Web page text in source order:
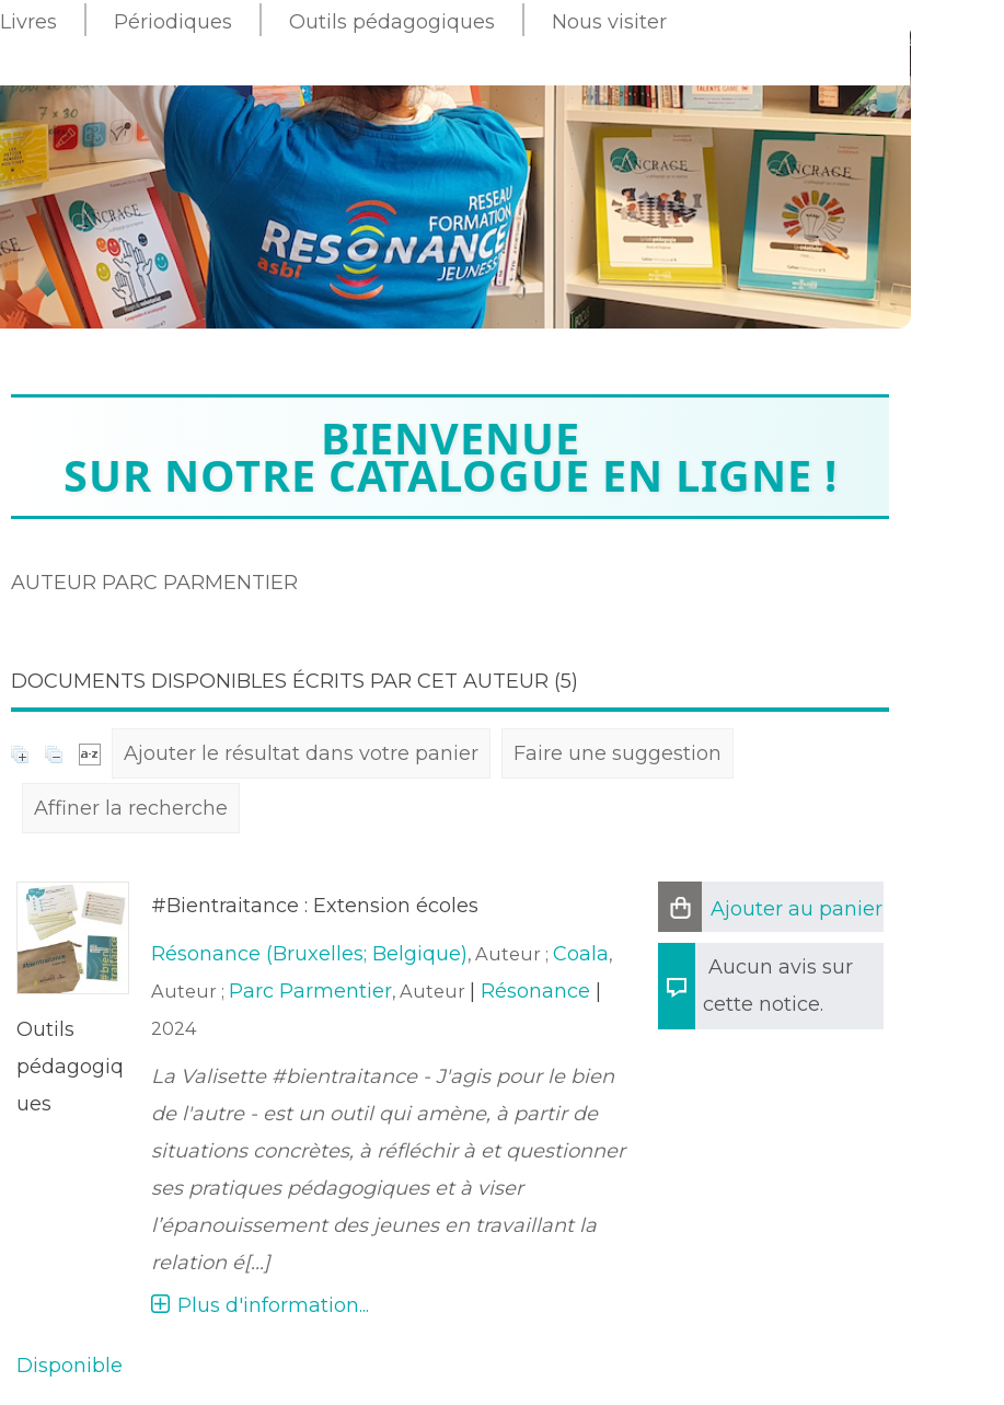
Livres Périodiques Outils pédagogiques Nous visiter
BIENVENUE
SUR NOTRE CATALOGUE EN LIGNE !
AUTEUR PARC PARMENTIER
DOCUMENTS DISPONIBLES ÉCRITS PAR CET AUTEUR (5)
Ajouter le résultat dans votre panier Faire une suggestion
Affiner la recherche
Outils
pédagogiq
ues
#Bientraitance : Extension écoles
Résonance (Bruxelles; Belgique), Auteur ; Coala,
Auteur ; Parc Parmentier, Auteur Résonance
2024
La Valisette #bientraitance - J'agis pour le bien
de l'autre - est un outil qui amène, à partir de
situations concrètes, à réfléchir à et questionner
ses pratiques pédagogiques et à viser
l’épanouissement des jeunes en travaillant la
relation é[...]
Plus d'information...
Ajouter au panier
Aucun avis sur
cette notice.
Disponible